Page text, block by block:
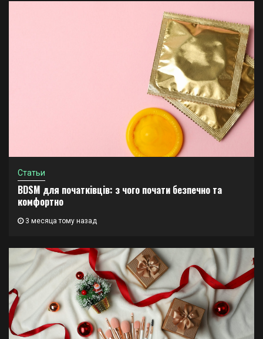
Статьи
BDSM для початківців: з чого почати безпечно та
комфортно
3 месяца тому назад